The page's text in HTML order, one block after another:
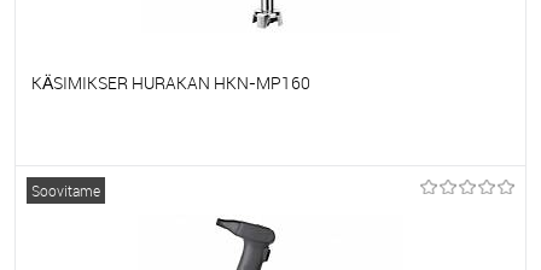
KÄSIMIKSER HURAKAN HKN-MP160
Et lemmikutele
Soovitame